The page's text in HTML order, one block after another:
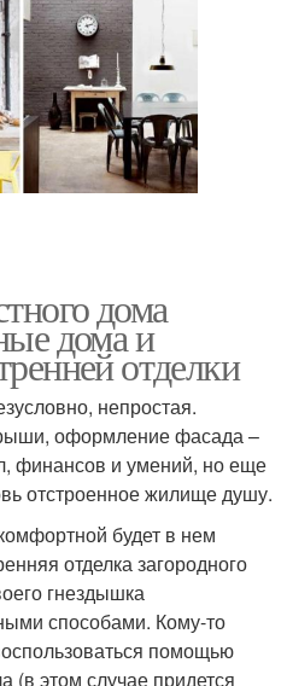
дома
дома и
отделки
непростая.
оформление фасада –
финансов и умений, но еще
отстроенное жилище душу.
будет в нем
отделка загородного
гнездышка
способами. Кому-то
помощью
(в этом случае придется